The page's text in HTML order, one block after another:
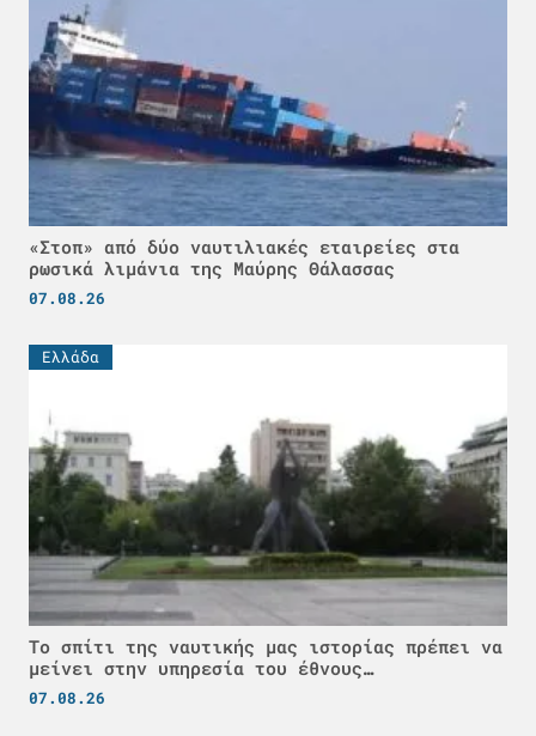
«Στοπ» από δύο ναυτιλιακές εταιρείες στα
ρωσικά λιμάνια της Μαύρης Θάλασσας
07.08.26
Ελλάδα
Το σπίτι της ναυτικής μας ιστορίας πρέπει να
μείνει στην υπηρεσία του έθνους…
07.08.26